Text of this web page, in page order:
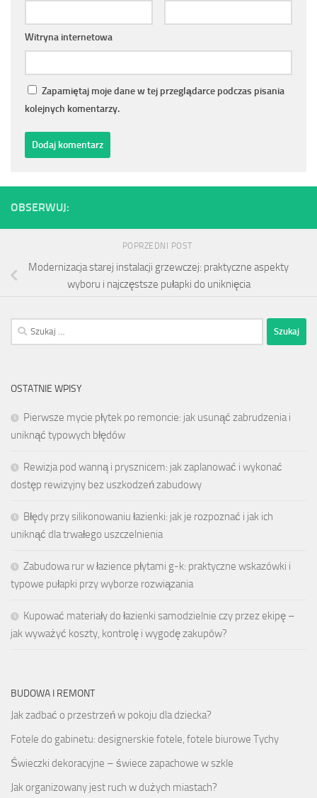
Witryna internetowa
Zapamiętaj moje dane w tej przeglądarce podczas pisania
kolejnych komentarzy.
OBSERWUJ:
POPRZEDNI POST
Modernizacja starej instalacji grzewczej: praktyczne aspekty
wyboru i najczęstsze pułapki do uniknięcia
Szukaj:
OSTATNIE WPISY
Pierwsze mycie płytek po remoncie: jak usunąć zabrudzenia i
uniknąć typowych błędów
Rewizja pod wanną i prysznicem: jak zaplanować i wykonać
dostęp rewizyjny bez uszkodzeń zabudowy
Błędy przy silikonowaniu łazienki: jak je rozpoznać i jak ich
uniknąć dla trwałego uszczelnienia
Zabudowa rur w łazience płytami g-k: praktyczne wskazówki i
typowe pułapki przy wyborze rozwiązania
Kupować materiały do łazienki samodzielnie czy przez ekipę –
jak wyważyć koszty, kontrolę i wygodę zakupów?
BUDOWA I REMONT
Jak zadbać o przestrzeń w pokoju dla dziecka?
Fotele do gabinetu: designerskie fotele, fotele biurowe Tychy
Świeczki dekoracyjne – świece zapachowe w szkle
Jak organizowany jest ruch w dużych miastach?